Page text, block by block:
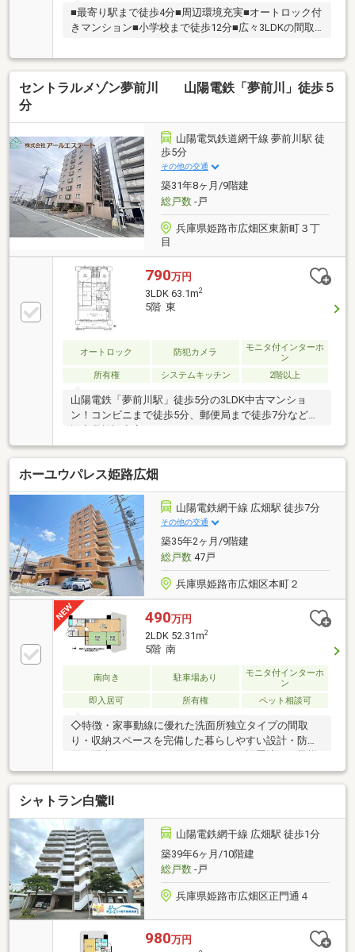
■最寄り駅まで徒歩4分■周辺環境充実■オートロック付
きマンション■小学校まで徒歩12分■広々3LDKの間取
セントラルメゾン夢前川 山陽電鉄「夢前川」徒歩５
分
山陽電気鉄道網干線 夢前川駅 徒
歩5分
その他の交通
築31年8ヶ月/9階建
総戸数-戸
兵庫県姫路市広畑区東新町３丁
目
790万円
3LDK 63.1m2
5階 東
オートロック 防犯カメラ
モニタ付インターホ
ン
所有権
システムキッチン 2階以上
山陽電鉄「夢前川駅」徒歩5分の3LDK中古マンショ
ン！コンビニまで徒歩5分、郵便局まで徒歩7分など周
辺商業施設充実♪
ホーユウパレス姫路広畑
山陽電鉄網干線 広畑駅 徒歩7分
その他の交通
築35年2ヶ月/9階建
総戸数47戸
兵庫県姫路市広畑区本町２
490万円
2LDK 52.31m2
5階 南
南向き 駐車場あり
モニタ付インターホ
ン
即入居可
所有権 ペット相談可
◇特徴・家事動線に優れた洗面所独立タイプの間取
り・収納スペースを完備した暮らしやすい設計・防犯
面に配慮されたモニタ付インターホン設置済・お子様
の遊び場に最適な本町公園まで徒歩約4分・5階部分に
つき外部からの視線も気になりにくい住環境◇立地・
姫路市立広畑小学校まで徒歩約9分・姫路市立広畑中
学校まで徒歩約13分◆◇弊社が選ばれる理由◆◇１．
お金の扱い方のプロ、ファイナンシャルプランナーが
資金計画をサポート！２．買い替えなどにも対応でき
る売却専門チームあり！３．たくさんの銀行と繋がり
があるため、最も低金利になるように審査が可能！お
気軽にお問合せください！
シャトラン白鷺Ⅱ
山陽電鉄網干線 広畑駅 徒歩1分
築39年6ヶ月/10階建
総戸数-戸
兵庫県姫路市広畑区正門通４
980万円